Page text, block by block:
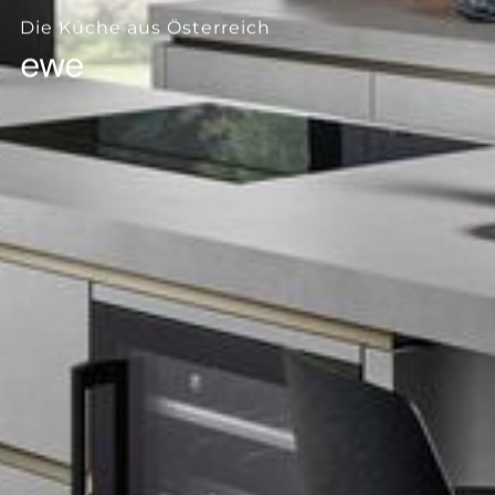
--
Die Küche aus Österreich
ewe